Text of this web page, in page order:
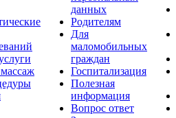
данных
Родителям
Для
маломобильных
граждан
Госпитализация
Полезная
информация
Вопрос ответ